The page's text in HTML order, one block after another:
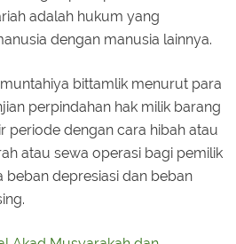
adalah hukum yang
dengan manusia lainnya.
bittamlik menurut para
perpindahan hak milik barang
periode dengan cara hibah atau
atau sewa operasi bagi pemilik
beban depresiasi dan beban